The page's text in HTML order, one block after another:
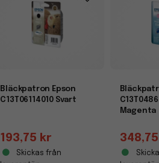
Bläckpatron Epson
C13T06114010 Svart
193,75 kr
Skickas från
Magenta